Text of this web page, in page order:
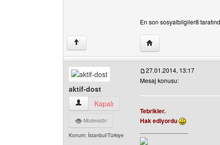
En son sosyalbilgiler8
↑ Yazarın web sitesini
aktif-dost
aktif-dost Kullanıcının profilini görüntüle
Kapalı
Moderatör
Konum: İstanbul/Türkiye
27.01.2014, 13:17
Mesaj konusu:
Tebrikler.
Hak ediyordu